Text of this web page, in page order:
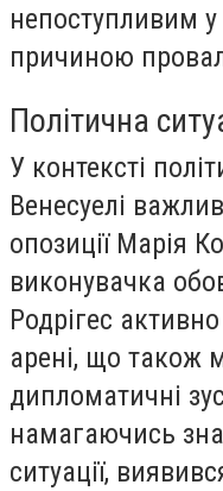
непоступливим у
причиною
Політична
У контексті
Венесуелі
опозиції Марія
виконувачка
Родрігес
арені, що також
дипломатичні
намагаючись
ситуації,